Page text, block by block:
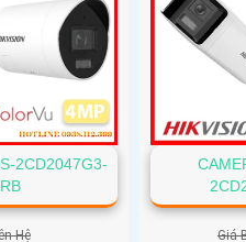
2CD2047G3-
Hệ Giá